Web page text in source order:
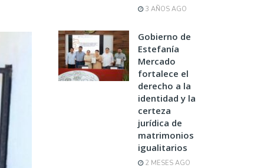
3 AÑOS AGO
Gobierno de
Estefanía
Mercado
fortalece el
derecho a la
identidad y la
certeza
jurídica de
matrimonios
igualitarios
2 MESES AGO